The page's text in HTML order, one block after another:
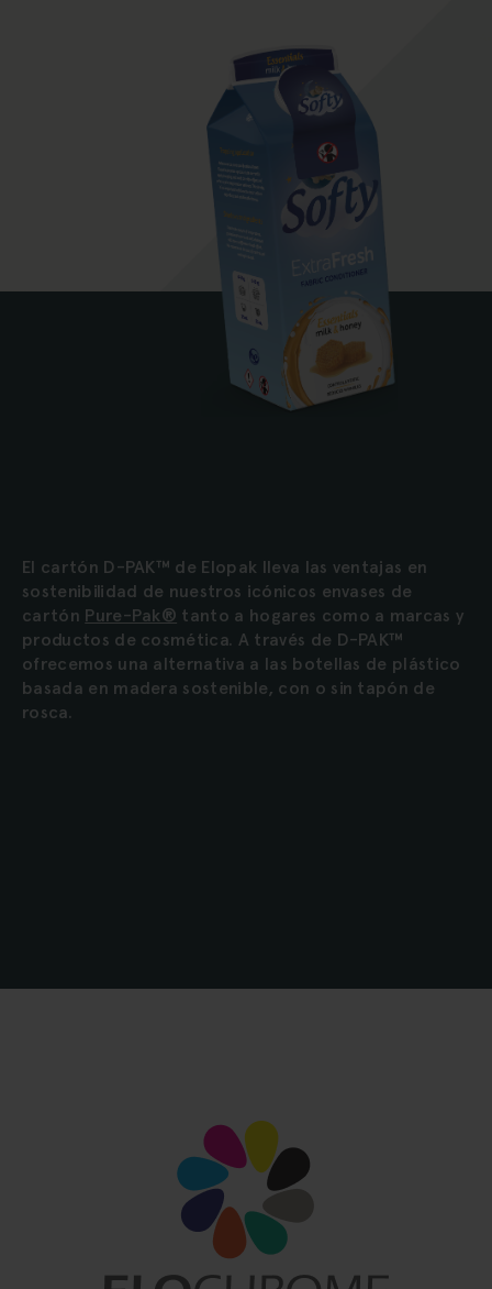
El cartón D-PAK™ de Elopak lleva las ventajas en
sostenibilidad de nuestros icónicos envases de
cartón Pure-Pak® tanto a hogares como a marcas y
productos de cosmética. A través de D-PAK™
ofrecemos una alternativa a las botellas de plástico
basada en madera sostenible, con o sin tapón de
rosca.